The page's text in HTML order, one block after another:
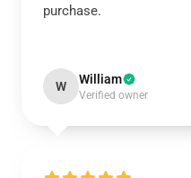
purchase.
W William
Verified owner